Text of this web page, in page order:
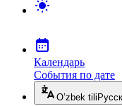
Календарь
События по дате
O’zbek tili